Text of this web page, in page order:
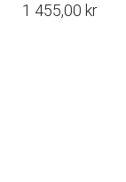
1 455,00 kr